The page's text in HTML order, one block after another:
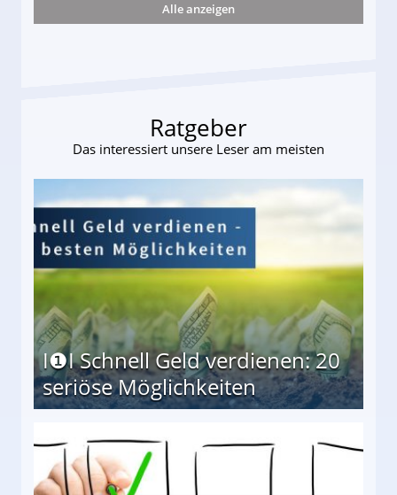
darf Geld behalten!
Alle anzeigen
Ratgeber
Das interessiert unsere Leser am meisten
I❶I Schnell Geld verdienen: 20
seriöse Möglichkeiten